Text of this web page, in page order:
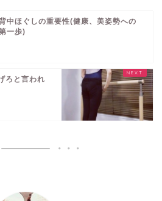
中ほぐしの重要性(健康、美姿勢への
一歩)
ろと言われ